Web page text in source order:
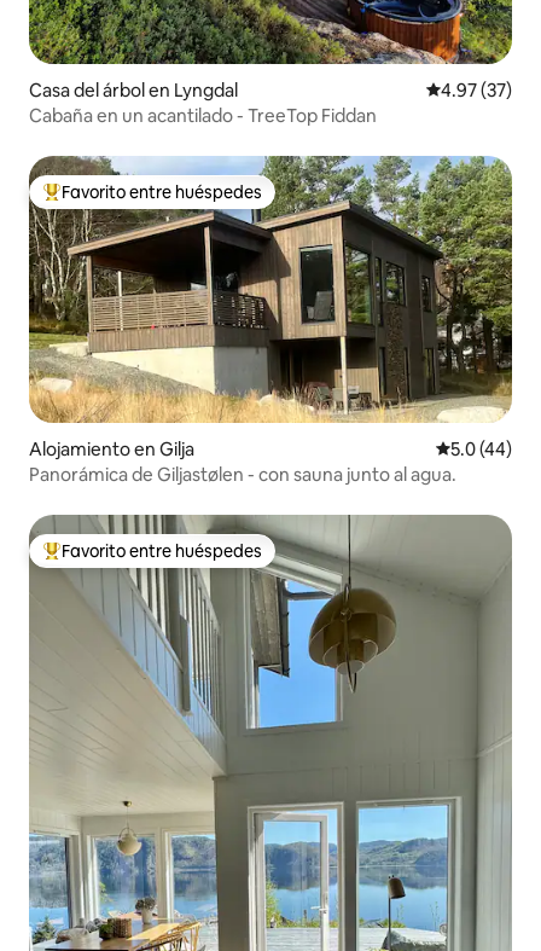
Casa del árbol en Lyngdal Calificación
4.97 (37)
Cabaña en un acantilado - TreeTop Fiddan
Favorito entre huéspedes preferido
Favorito entre huéspedes
Alojamiento en Gilja Calificación
5.0 (44)
Panorámica de Giljastølen - con sauna junto al agua.
Favorito entre huéspedes preferido
Favorito entre huéspedes